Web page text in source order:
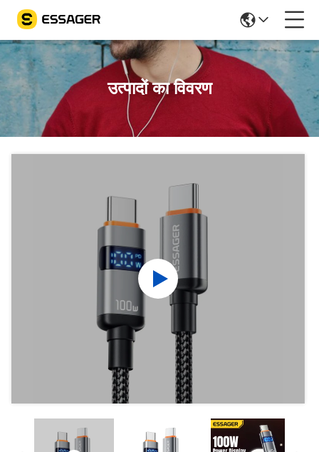
उत्पादों का विवरण